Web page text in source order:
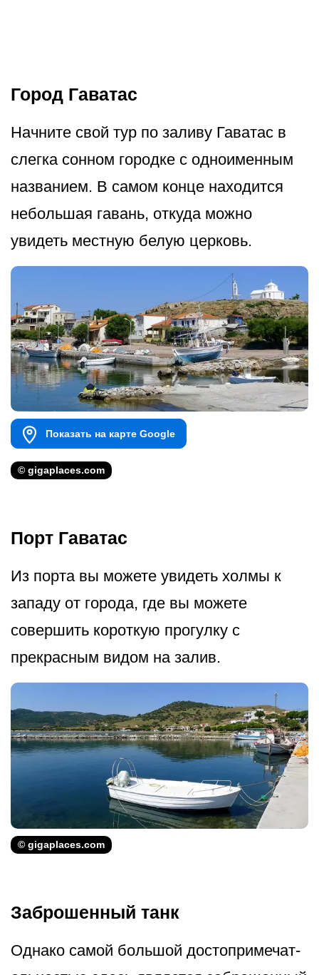
Город Гаватас
Начните свой тур по заливу Гаватас в
слегка сонном городке с одноименным
названием. В самом конце находится
небольшая гавань, откуда можно
увидеть местную белую церковь.
Показать на карте Google
© gigaplaces.com
Порт Гаватас
Из порта вы можете увидеть холмы к
западу от города, где вы можете
совершить короткую прогулку с
прекрасным видом на залив.
© gigaplaces.com
Заброшенный танк
Однако самой большой достопримечат­